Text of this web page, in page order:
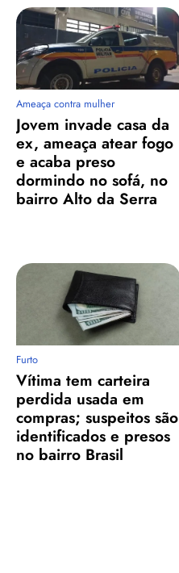
Ameaça contra mulher
Jovem invade casa da
ex, ameaça atear fogo
e acaba preso
dormindo no sofá, no
bairro Alto da Serra
Furto
Vítima tem carteira
perdida usada em
compras; suspeitos são
identificados e presos
no bairro Brasil